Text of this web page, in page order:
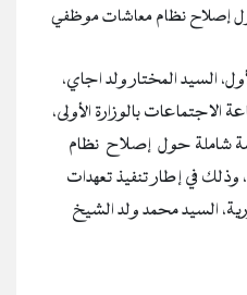
إصلاح نظام معاشات موظفي
السيد المختار ولد اجاي،
14 يوليو 2026، بقاعة الاجتماعات بالوزارة الأولى،
شاملة حول إصلاح نظام
وذلك في إطار تنفيذ تعهدات
السيد محمد ولد الشيخ